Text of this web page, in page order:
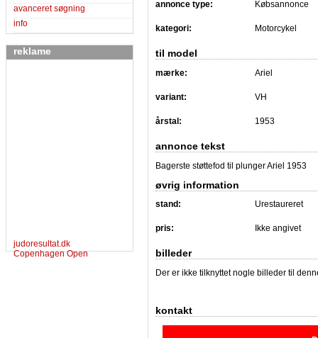
avanceret søgning
info
reklame
judoresultat.dk
Copenhagen Open
annonce type: Købsannonce
kategori: Motorcykel
til model
mærke: Ariel
variant: VH
årstal: 1953
annonce tekst
Bagerste støttefod til plunger Ariel 1953
øvrig information
stand: Urestaureret
pris: Ikke angivet
billeder
Der er ikke tilknyttet nogle billeder til
kontakt